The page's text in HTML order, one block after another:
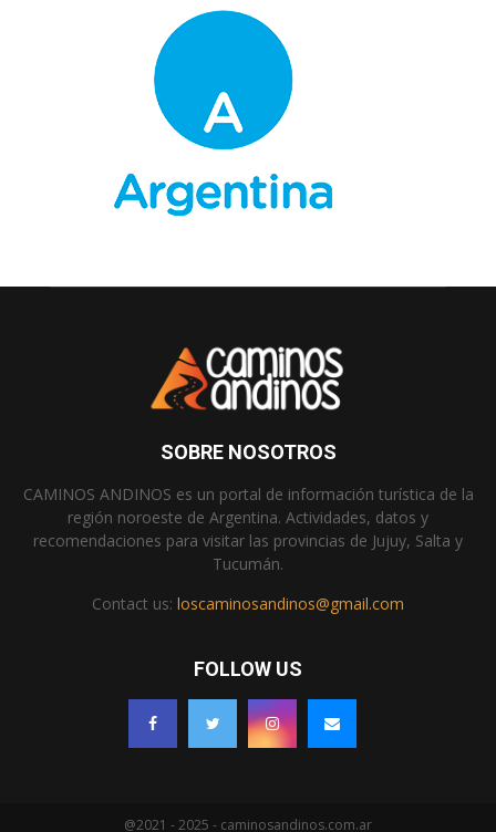
SOBRE NOSOTROS
CAMINOS ANDINOS es un portal de información turística de la
región noroeste de Argentina. Actividades, datos y
recomendaciones para visitar las provincias de Jujuy, Salta y
Tucumán.
Contact us: loscaminosandinos@gmail.com
FOLLOW US
@2021 - 2025 - caminosandinos.com.ar